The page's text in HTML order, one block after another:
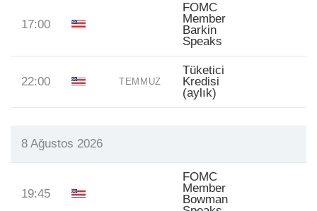
17:00
FOMC
Member
Barkin
Speaks
22:00 TEMMUZ
Tüketici
Kredisi
(aylık)
8 Ağustos 2026
19:45
FOMC
Member
Bowman